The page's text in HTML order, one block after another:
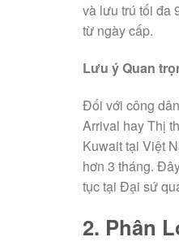
và lưu trú tối đa
từ ngày cấp.
Lưu ý Quan
Đối với công
Arrival hay Thị
Kuwait tại Việt
hơn 3 tháng.
tục tại Đại sứ
2. Phân